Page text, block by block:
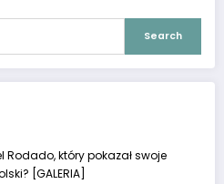
Search
Rodado, który pokazał swoje
[GALERIA]